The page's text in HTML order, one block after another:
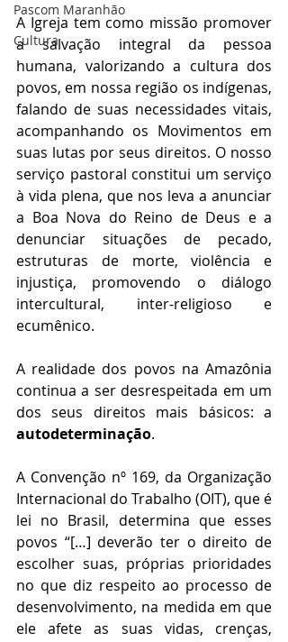
Pascom Maranhão
Cultura
A Igreja tem como missão promover
a salvação integral da pessoa
humana, valorizando a cultura dos
povos, em nossa região os indígenas,
falando de suas necessidades vitais,
acompanhando os Movimentos em
suas lutas por seus direitos. O nosso
serviço pastoral constitui um serviço
à vida plena, que nos leva a anunciar
a Boa Nova do Reino de Deus e a
denunciar situações de pecado,
estruturas de morte, violência e
injustiça, promovendo o diálogo
intercultural, inter-religioso e
ecumênico.
A realidade dos povos na Amazônia
continua a ser desrespeitada em um
autodeterminação.
A Convenção nº 169, da Organização
Internacional do Trabalho (OIT), que é
lei no Brasil, determina que esses
povos “[…] deverão ter o direito de
escolher suas, próprias prioridades
no que diz respeito ao processo de
desenvolvimento, na medida em que
ele afete as suas vidas, crenças,